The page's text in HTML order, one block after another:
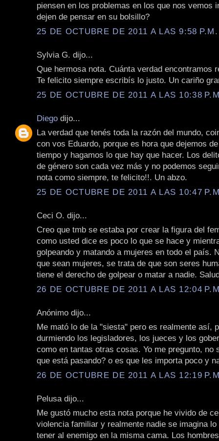
piensen en los problemas en los que nos vemos
dejen de pensar en su bolsillo?
25 DE OCTUBRE DE 2011 A LAS 9:58 P.M.
Sylvia G. dijo...
Que hermosa nota. Cuánta verdad encontramos
Te felicito siempre escribís lo justo. Un cariño
25 DE OCTUBRE DE 2011 A LAS 10:38
Diego dijo...
La verdad que tenés toda la razón del mundo,
con vos Eduardo, porque es hora que dejemos
tiempo y hagamos lo que hay que hacer. Los
de género son cada vez más y no podemos
nota como siempre, te felicito!!. Un abzo.
25 DE OCTUBRE DE 2011 A LAS 10:47
Ceci O. dijo...
Creo que tmb se estaba por crear la figura del
como usted dice es poco lo que se hace y
golpeando y matando a mujeres en todo el país.
que sean mujeres, se trata de que son seres
tiene el derecho de golpear o matar a nadie.
26 DE OCTUBRE DE 2011 A LAS 12:04
Anónimo dijo...
Me mató lo de la "siesta" pero es realmente así,
durmiendo los legisladores, los jueces y los
como en tantas otras cosas. Yo me pregunto, no
que está pasando? o es que les importa poco y
26 DE OCTUBRE DE 2011 A LAS 12:19
Pelusa dijo...
Me gustó mucho esta nota porque he vivido de
violencia familiar y realmente nadie se imagina
tener al enemigo en la misma cama. Los